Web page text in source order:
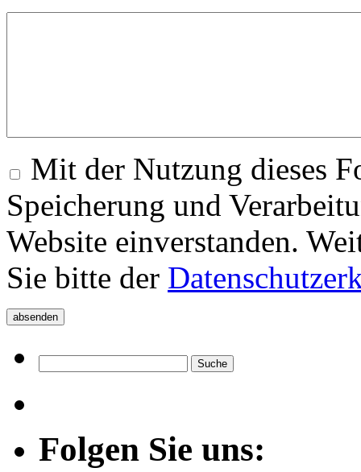
Mit der Nutzung dieses
Speicherung und
Website einverstanden.
Sie bitte der
Folgen Sie uns: